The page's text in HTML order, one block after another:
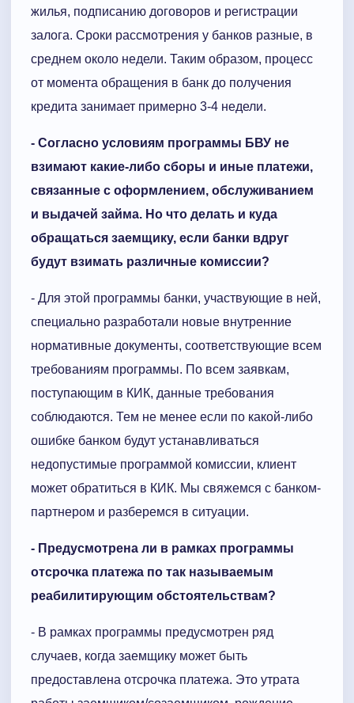
жилья, подписанию договоров и регистрации
залога. Сроки рассмотрения у банков разные, в
среднем около недели. Таким образом, процесс
от момента обращения в банк до получения
кредита занимает примерно 3-4 недели.
- Согласно условиям программы БВУ не
взимают какие-либо сборы и иные платежи,
связанные с оформлением, обслуживанием
и выдачей займа. Но что делать и куда
обращаться заемщику, если банки вдруг
будут взимать различные комиссии?
- Для этой программы банки, участвующие в ней,
специально разработали новые внутренние
нормативные документы, соответствующие всем
требованиям программы. По всем заявкам,
поступающим в КИК, данные требования
соблюдаются. Тем не менее если по какой-либо
ошибке банком будут устанавливаться
недопустимые программой комиссии, клиент
может обратиться в КИК. Мы свяжемся с банком-
партнером и разберемся в ситуации.
- Предусмотрена ли в рамках программы
отсрочка платежа по так называемым
реабилитирующим обстоятельствам?
- В рамках программы предусмотрен ряд
случаев, когда заемщику может быть
предоставлена отсрочка платежа. Это утрата